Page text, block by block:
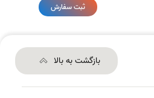
ثبت سفارش
بازگشت به بالا